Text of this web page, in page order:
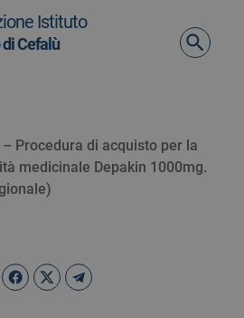
navigazione
Istituto
di Cefalù
Procedura di acquisto per la
medicinale Depakin 1000mg.